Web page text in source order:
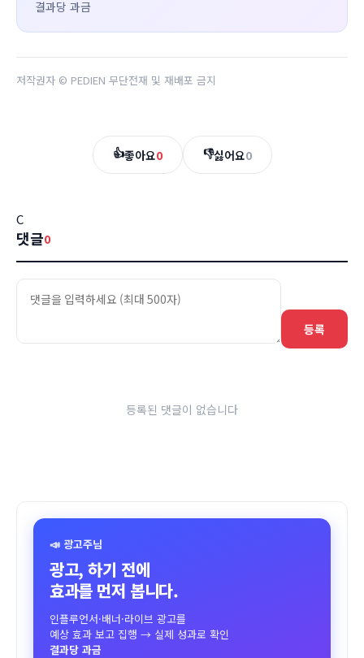
결과당 과금
저작권자 © PEDIEN 무단전재 및 재배포 금지
👍좋아요0 👎싫어요0
C
댓글0
등록
등록된 댓글이 없습니다
📣 광고주님
광고, 하기 전에
효과를 먼저 봅니다.
인플루언서·배너·라이브 광고를
예상 효과 보고 집행 → 실제 성과로 확인
결과당 과금